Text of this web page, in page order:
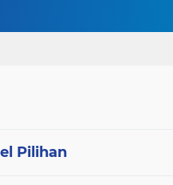
Pilihan